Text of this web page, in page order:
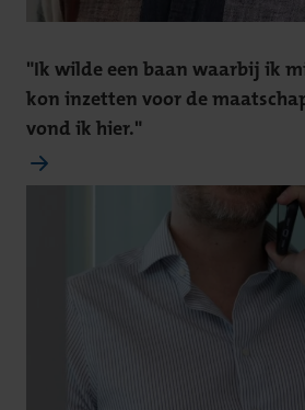
"Ik wilde een baan waarbij ik
kon inzetten voor de
vond ik hier."